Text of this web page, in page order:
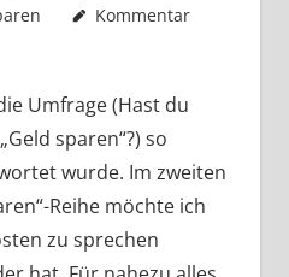
Kommentar
Umfrage (Hast du
sparen“?) so
wurde. Im zweiten
Reihe möchte ich
zu sprechen